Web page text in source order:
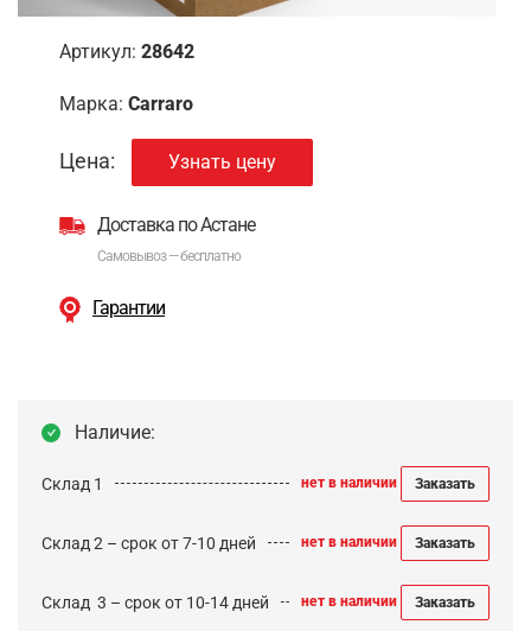
Артикул: 28642
Марка: Carraro
Цена: Узнать цену
Доставка по Астане
Самовывоз — бесплатно
Гарантии
Наличие:
Склад 1 нет в наличии Заказать
Склад 2 – срок от 7-10 дней нет в наличии Заказать
Cклад 3 – срок от 10-14 дней нет в наличии Заказать